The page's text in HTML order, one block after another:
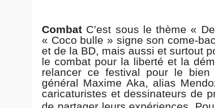
Combat C’est sous le thème «
« Coco bulle » signe son come-
et de la BD, mais aussi et surtout
le combat pour la liberté et la
relancer ce festival pour le bien
général Maxime Aka, alias
caricaturistes et dessinateurs de